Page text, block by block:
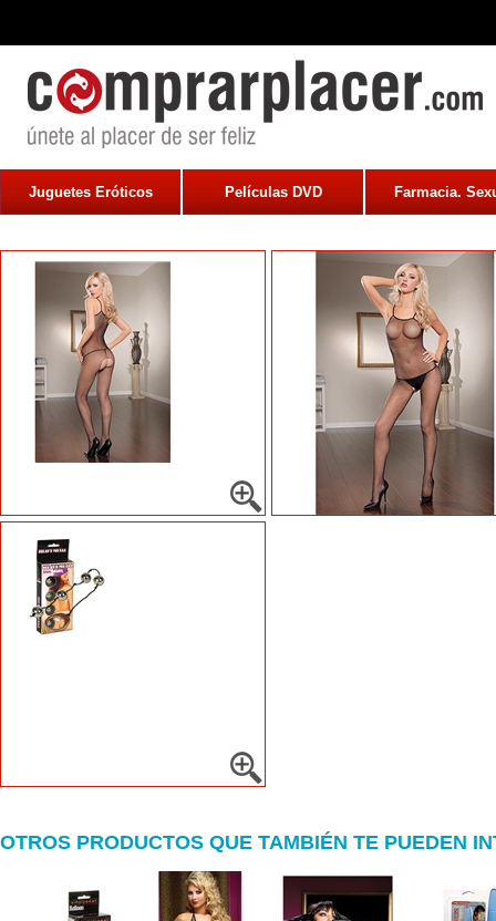
Juguetes Eróticos Películas DVD Farmacia.
OTROS PRODUCTOS QUE TAMBIÉN TE PUEDEN